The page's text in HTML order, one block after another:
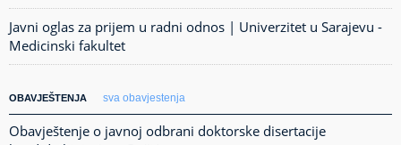
Javni oglas za prijem u radni odnos | Univerzitet u Sarajevu -
Medicinski fakultet
OBAVJEŠTENJA sva obavjestenja
Obavještenje o javnoj odbrani doktorske disertacije